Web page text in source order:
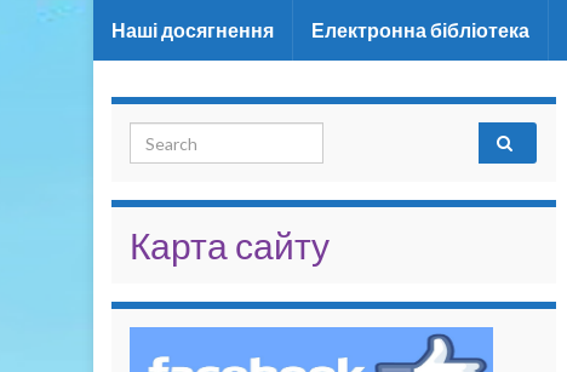
Наші досягнення Електронна бібліотека
Search for:
Карта сайту